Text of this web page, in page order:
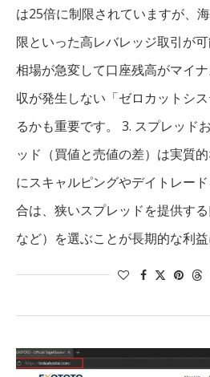
は25倍に制限されていますが、
限といった高レバレッジ取引が
相場が急変して口座残高がマイ
収が発生しない「ゼロカットシ
るかも重要です。 3. スプレッド
ッド（買値と売値の差）は実質
にスキャルピングやデイトレー
合は、狭いスプレッドを提供す
など）を選ぶことが長期的な利